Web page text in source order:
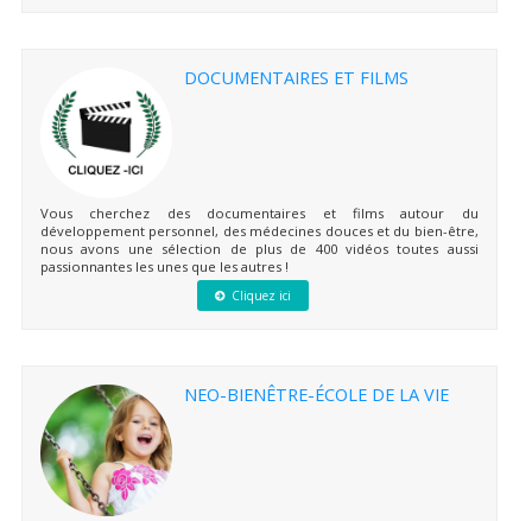
DOCUMENTAIRES ET FILMS
Vous cherchez des documentaires et films autour du
développement personnel, des médecines douces et du bien-être,
nous avons une sélection de plus de 400 vidéos toutes aussi
passionnantes les unes que les autres !
Cliquez ici
NEO-BIENÊTRE-ÉCOLE DE LA VIE